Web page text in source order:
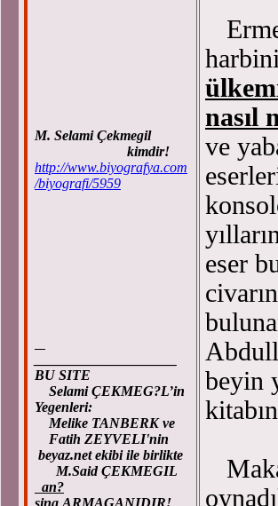
M. Selami Çekmegil
kimdir!
http://www.biyografya.com
/biyografi/5959
BU SITE
Selami ÇEKMEG?L’in
Yegenleri:
Melike TANBERK ve
Fatih ZEYVELI'nin
beyaz.net ekibi ile birlikte
M.Said ÇEKMEGIL
an?
sina ARMAGANIDIR!
nasıl
ve
eser
beyin